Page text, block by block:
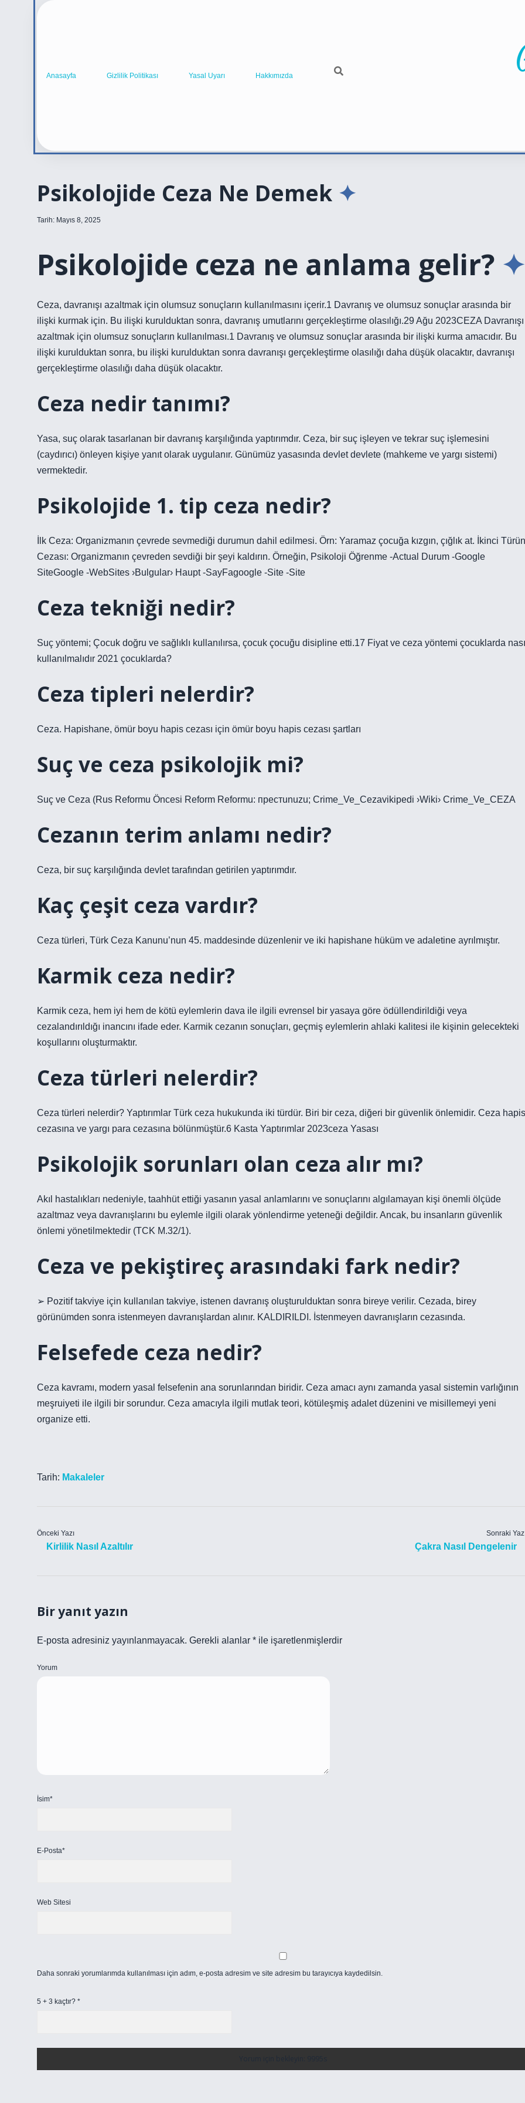
Anasayfa Gizlilik Politikası Yasal Uyarı Hakkımızda
Psikolojide Ceza Ne Demek
Tarih: Mayıs 8, 2025
Psikolojide ceza ne anlama gelir?
Ceza, davranışı azaltmak için olumsuz sonuçların kullanılmasını içerir.1 Davranış ve olumsuz sonuçlar arasında bir
ilişki kurmak için. Bu ilişki kurulduktan sonra, davranış umutlarını gerçekleştirme olasılığı.29 Ağu 2023CEZA Davranışı
azaltmak için olumsuz sonuçların kullanılması.1 Davranış ve olumsuz sonuçlar arasında bir ilişki kurma amacıdır. Bu
ilişki kurulduktan sonra, bu ilişki kurulduktan sonra davranışı gerçekleştirme olasılığı daha düşük olacaktır, davranışı
gerçekleştirme olasılığı daha düşük olacaktır.
Ceza nedir tanımı?
Yasa, suç olarak tasarlanan bir davranış karşılığında yaptırımdır. Ceza, bir suç işleyen ve tekrar suç işlemesini
(caydırıcı) önleyen kişiye yanıt olarak uygulanır. Günümüz yasasında devlet devlete (mahkeme ve yargı sistemi)
vermektedir.
Psikolojide 1. tip ceza nedir?
İlk Ceza: Organizmanın çevrede sevmediği durumun dahil edilmesi. Örn: Yaramaz çocuğa kızgın, çığlık at. İkinci Türün
Cezası: Organizmanın çevreden sevdiği bir şeyi kaldırın. Örneğin, Psikoloji Öğrenme -Actual Durum -Google
SiteGoogle -WebSites ›Bulgular› Haupt -SayFagoogle -Site -Site
Ceza tekniği nedir?
Suç yöntemi; Çocuk doğru ve sağlıklı kullanılırsa, çocuk çocuğu disipline etti.17 Fiyat ve ceza yöntemi çocuklarda
kullanılmalıdır 2021 çocuklarda?
Ceza tipleri nelerdir?
Ceza. Hapishane, ömür boyu hapis cezası için ömür boyu hapis cezası şartları
Suç ve ceza psikolojik mi?
Suç ve Ceza (Rus Reformu Öncesi Reform Reformu: престunuzu; Crime_Ve_Cezavikipedi ›Wiki› Crime_Ve_CEZA
Cezanın terim anlamı nedir?
Ceza, bir suç karşılığında devlet tarafından getirilen yaptırımdır.
Kaç çeşit ceza vardır?
Ceza türleri, Türk Ceza Kanunu’nun 45. maddesinde düzenlenir ve iki hapishane hüküm ve adaletine ayrılmıştır.
Karmik ceza nedir?
Karmik ceza, hem iyi hem de kötü eylemlerin dava ile ilgili evrensel bir yasaya göre ödüllendirildiği veya
cezalandırıldığı inancını ifade eder. Karmik cezanın sonuçları, geçmiş eylemlerin ahlaki kalitesi ile kişinin gelecekteki
koşullarını oluşturmaktır.
Ceza türleri nelerdir?
Ceza türleri nelerdir? Yaptırımlar Türk ceza hukukunda iki türdür. Biri bir ceza, diğeri bir güvenlik önlemidir. Ceza hapis
cezasına ve yargı para cezasına bölünmüştür.6 Kasta Yaptırımlar 2023ceza Yasası
Psikolojik sorunları olan ceza alır mı?
Akıl hastalıkları nedeniyle, taahhüt ettiği yasanın yasal anlamlarını ve sonuçlarını algılamayan kişi önemli ölçüde
azaltmaz veya davranışlarını bu eylemle ilgili olarak yönlendirme yeteneği değildir. Ancak, bu insanların güvenlik
önlemi yönetilmektedir (TCK M.32/1).
Ceza ve pekiştireç arasındaki fark nedir?
➢ Pozitif takviye için kullanılan takviye, istenen davranış oluşturulduktan sonra bireye verilir. Cezada, birey
görünümden sonra istenmeyen davranışlardan alınır. KALDIRILDI. İstenmeyen davranışların cezasında.
Felsefede ceza nedir?
Ceza kavramı, modern yasal felsefenin ana sorunlarından biridir. Ceza amacı aynı zamanda yasal sistemin varlığının
meşruiyeti ile ilgili bir sorundur. Ceza amacıyla ilgili mutlak teori, kötüleşmiş adalet düzenini ve misillemeyi yeni
organize etti.
Tarih: Makaleler
Önceki Yazı
Kirlilik Nasıl Azaltılır
Sonraki
Çakra Nasıl Dengelenir
Bir yanıt yazın
E-posta adresiniz yayınlanmayacak. Gerekli alanlar * ile işaretlenmişlerdir
Yorum
İsim*
E-Posta*
Web Sitesi
Daha sonraki yorumlarımda kullanılması için adım, e-posta adresim ve site adresim bu tarayıcıya kaydedilsin.
5 + 3 kaçtır? *